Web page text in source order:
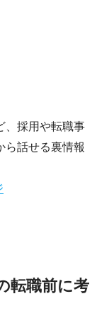
、採用や転職事
ら話せる裏情報
転職前に考